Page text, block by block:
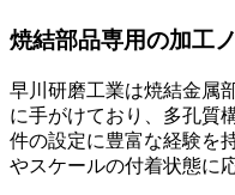
焼結部品専用の加工
早川研磨工業は焼結金属
に手がけており、多孔質
件の設定に豊富な経験を
やスケールの付着状態に